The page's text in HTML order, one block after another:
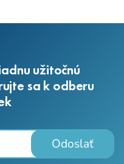
užitočnú
sa k odberu
Odoslať